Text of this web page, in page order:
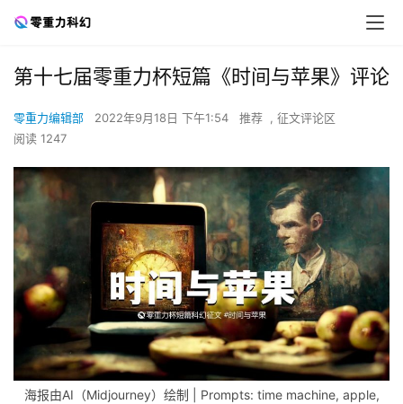
第十七届零重力杯短篇《时间与苹果》评论
零重力编辑部 2022年9月18日 下午1:54 推荐 , 征文评论区
阅读 1247
海报由AI（Midjourney）绘制 | Prompts: time machine, apple,